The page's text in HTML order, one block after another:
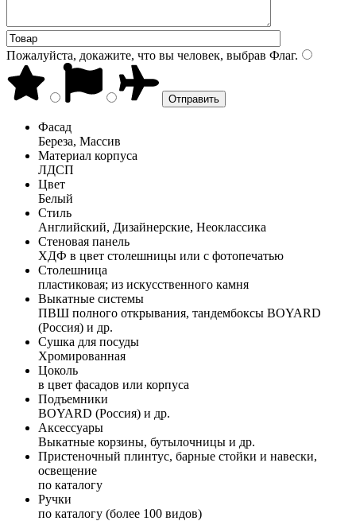
Пожалуйста, докажите, что вы человек, выбрав Флаг.
Фасад
Береза, Массив
Материал корпуса
ЛДСП
Цвет
Белый
Стиль
Английский, Дизайнерские, Неоклассика
Стеновая панель
ХДФ в цвет столешницы или с фотопечатью
Столешница
пластиковая; из искусственного камня
Выкатные системы
ПВШ полного открывания, тандембоксы BOYARD
(Россия) и др.
Сушка для посуды
Хромированная
Цоколь
в цвет фасадов или корпуса
Подъемники
BOYARD (Россия) и др.
Аксессуары
Выкатные корзины, бутылочницы и др.
Пристеночный плинтус, барные стойки и навески,
освещение
по каталогу
Ручки
по каталогу (более 100 видов)